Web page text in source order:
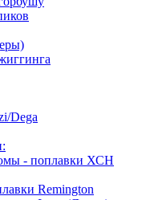
Dega
- поплавки ХСН
Remington